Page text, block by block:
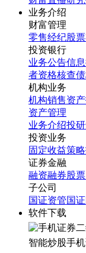
业务介绍
财富管理
零售经纪股
投资银行
业务公告信
者资格核查
机构业务
机构销售资
资产管理
业务介绍投
投资业务
固定收益策
证券金融
融资融券股
子公司
国证资管国
软件下载
智能炒股手